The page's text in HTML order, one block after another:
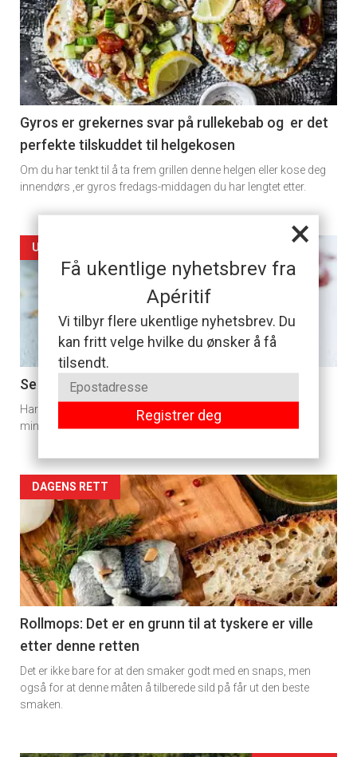
×
Få ukentlige nyhetsbrev fra
Apéritif
Vi tilbyr flere ukentlige nyhetsbrev. Du
kan fritt velge hvilke du ønsker å få
tilsendt.
Registrer deg
detail
-
section
11
Dagens
rett
Gyros er grekernes svar på rullekebab og er det
perfekte tilskuddet til helgekosen
Om du har tenkt til å ta frem grillen denne helgen eller kose deg
innendørs ,er gyros fredags-middagen du har lengtet etter.
Artikler
detail
-
section
11
Dagens
rett
UKENS KAKE
Se så lekre cookies med blåbær blir
Har du allerede sikret deg noen av skogens søte blå, er disse
minipaiene en god måte å bruke fangsten på.
Artikler
detail
-
section
11
Ukens
vin
DAGENS RETT
Rollmops: Det er en grunn til at tyskere er ville
etter denne retten
Det er ikke bare for at den smaker godt med en snaps, men
også for at denne måten å tilberede sild på får ut den beste
smaken.